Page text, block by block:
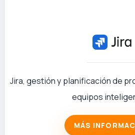
Jira, gestión y planificación de
equipos
MÁS